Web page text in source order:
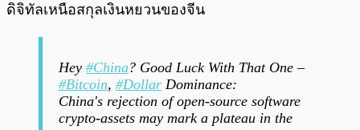
ดิจิทัลเหนือสกุลเงินหยวนของจีน
Hey #China? Good Luck With That One –
#Bitcoin, #Dollar Dominance:
China's rejection of open-source software
crypto-assets may mark a plateau in the